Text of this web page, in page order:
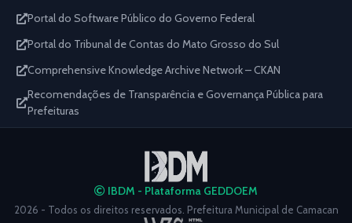
Portal do Software Público do Governo Federal
Portal do Tribunal de Contas do Mato Grosso do Sul
Comprehensive Knowledge Archive Network – CKAN
Recomendações de Transparência e Governança Pública para
Prefeituras
IBDM - Plataforma GEDDOEM
2026 - Todos os direitos reservados. Prefeitura Municipal de Camacan